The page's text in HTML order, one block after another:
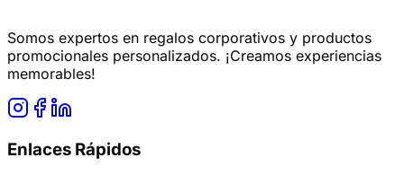
Somos expertos en regalos corporativos y productos
promocionales personalizados. ¡Creamos experiencias
memorables!
Enlaces Rápidos